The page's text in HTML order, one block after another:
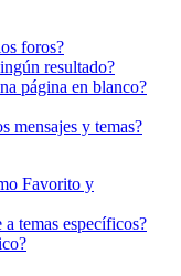
foros?
resultado?
página en blanco?
mensajes y temas?
Favorito y
temas específicos?